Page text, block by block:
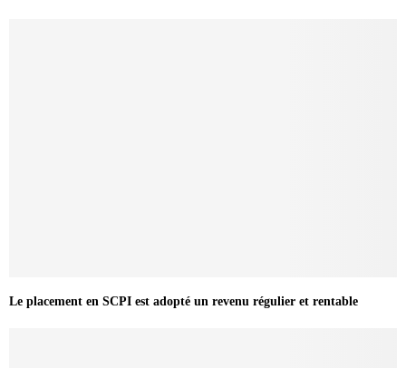
Le placement en SCPI est adopté un revenu régulier et rentable